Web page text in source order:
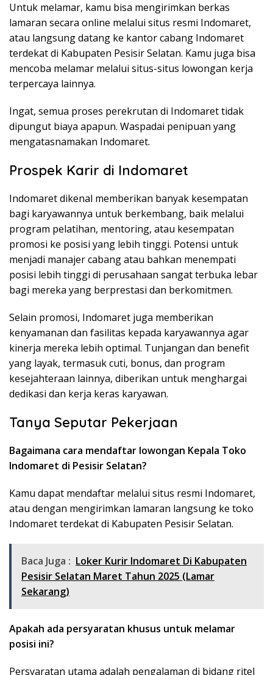
Untuk melamar, kamu bisa mengirimkan berkas
lamaran secara online melalui situs resmi Indomaret,
atau langsung datang ke kantor cabang Indomaret
terdekat di Kabupaten Pesisir Selatan. Kamu juga bisa
mencoba melamar melalui situs-situs lowongan kerja
terpercaya lainnya.
Ingat, semua proses perekrutan di Indomaret tidak
dipungut biaya apapun. Waspadai penipuan yang
mengatasnamakan Indomaret.
Prospek Karir di Indomaret
Indomaret dikenal memberikan banyak kesempatan
bagi karyawannya untuk berkembang, baik melalui
program pelatihan, mentoring, atau kesempatan
promosi ke posisi yang lebih tinggi. Potensi untuk
menjadi manajer cabang atau bahkan menempati
posisi lebih tinggi di perusahaan sangat terbuka lebar
bagi mereka yang berprestasi dan berkomitmen.
Selain promosi, Indomaret juga memberikan
kenyamanan dan fasilitas kepada karyawannya agar
kinerja mereka lebih optimal. Tunjangan dan benefit
yang layak, termasuk cuti, bonus, dan program
kesejahteraan lainnya, diberikan untuk menghargai
dedikasi dan kerja keras karyawan.
Tanya Seputar Pekerjaan
Bagaimana cara mendaftar lowongan Kepala Toko
Indomaret di Pesisir Selatan?
Kamu dapat mendaftar melalui situs resmi Indomaret,
atau dengan mengirimkan lamaran langsung ke toko
Indomaret terdekat di Kabupaten Pesisir Selatan.
Baca Juga : Loker Kurir Indomaret Di Kabupaten
Pesisir Selatan Maret Tahun 2025 (Lamar
Sekarang)
Apakah ada persyaratan khusus untuk melamar
posisi ini?
Persyaratan utama adalah pengalaman di bidang ritel